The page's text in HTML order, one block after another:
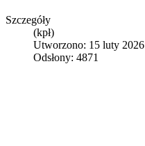
Szczegóły
(kpł)
Utworzono: 15 luty 2026
Odsłony: 4871